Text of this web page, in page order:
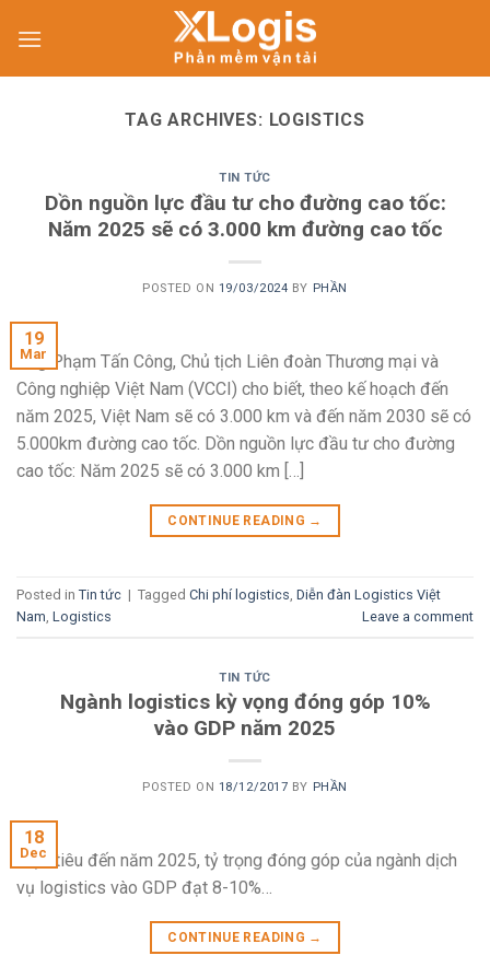
TAG ARCHIVES: LOGISTICS
TIN TỨC
Dồn nguồn lực đầu tư cho đường cao tốc:
Năm 2025 sẽ có 3.000 km đường cao tốc
POSTED ON 19/03/2024 BY PHẦN
19
Mar
Ông Phạm Tấn Công, Chủ tịch Liên đoàn Thương mại và
Công nghiệp Việt Nam (VCCI) cho biết, theo kế hoạch đến
năm 2025, Việt Nam sẽ có 3.000 km và đến năm 2030 sẽ có
5.000km đường cao tốc. Dồn nguồn lực đầu tư cho đường
cao tốc: Năm 2025 sẽ có 3.000 km […]
CONTINUE READING →
Posted in Tin tức | Tagged Chi phí logistics Diễn đàn Logistics Việt
Nam Logistics Leave a comment
TIN TỨC
Ngành logistics kỳ vọng đóng góp 10%
vào GDP năm 2025
POSTED ON 18/12/2017 BY PHẦN
18
Dec
Mục tiêu đến năm 2025, tỷ trọng đóng góp của ngành dịch
vụ logistics vào GDP đạt 8-10%…
CONTINUE READING →